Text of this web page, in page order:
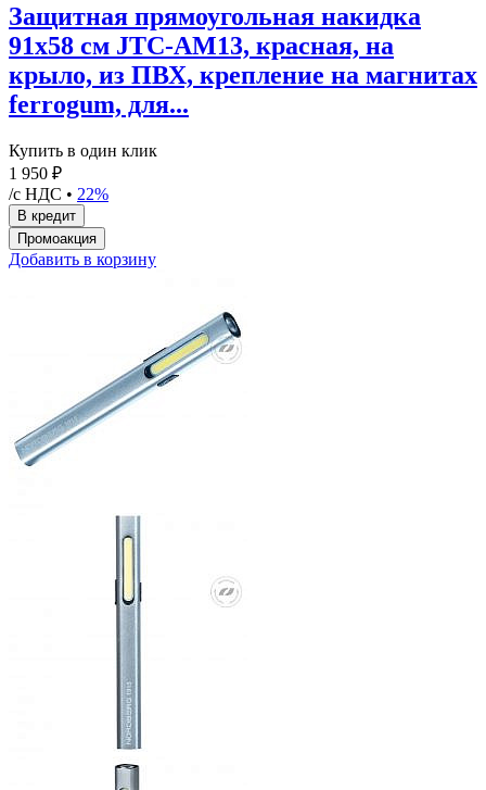
Защитная прямоугольная накидка
91х58 см JTC-AM13, красная, на
крыло, из ПВХ, крепление на магнитах
ferrogum, для...
Купить в один клик
1 950 ₽
/с НДС • 22%
Добавить в корзину